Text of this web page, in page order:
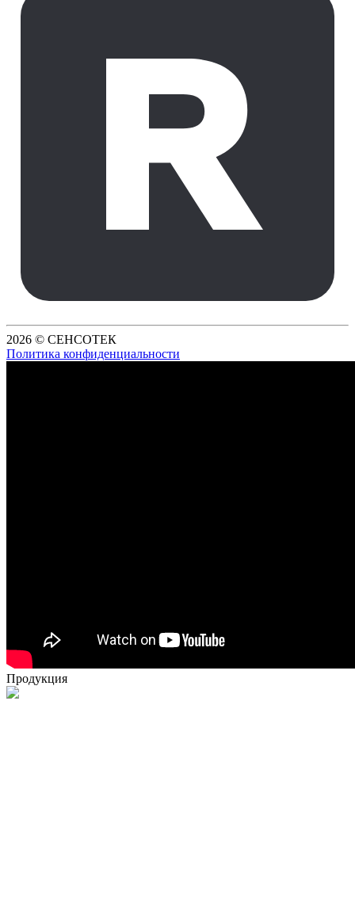
2026 © СЕНСОТЕК
Политика конфиденциальности
Продукция